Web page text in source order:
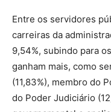
Entre os servidores
carreiras da
9,54%, subindo para
ganham mais, como
(11,83%), membro do
do Poder Judiciário